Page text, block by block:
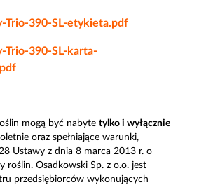
Trio-390-SL-etykieta.pdf
Trio-390-SL-karta-
mogą być nabyte tylko i wyłącznie
oraz spełniające warunki,
Ustawy z dnia 8 marca 2013 r. o
roślin. Osadkowski Sp. z o.o. jest
przedsiębiorców wykonujących